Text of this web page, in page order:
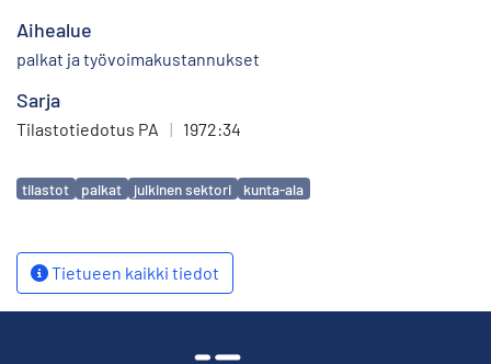
Aihealue
palkat ja työvoimakustannukset
Sarja
Tilastotiedotus PA | 1972:34
Avainsanat
tilastot palkat julkinen sektori kunta-ala
Tietueen kaikki tiedot